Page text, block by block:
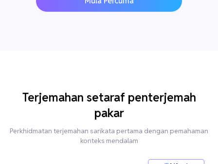
Terjemahan setaraf penterjemah
pakar
Perkhidmatan terjemahan sarikata pertama dengan pemahaman
konteks mendalam